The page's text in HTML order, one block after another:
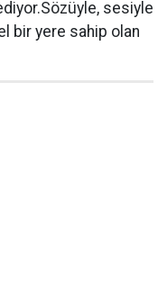
sesiyle
bir yere sahip olan